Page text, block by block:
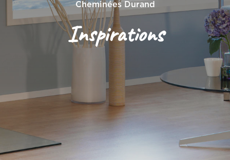
Cheminées Durand
Inspirations